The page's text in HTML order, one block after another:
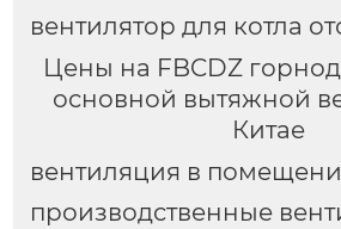
вентилятор для котла
Цены на FBCDZ
основной вытяжной
Китае
вентиляция в
производственные